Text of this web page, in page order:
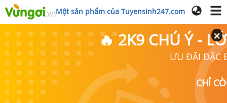
Một sản phẩm của Tuyensinh247.com
🔥 2K9 CHÚ Ý -
ƯU ĐÃI ĐẶC
CHỈ